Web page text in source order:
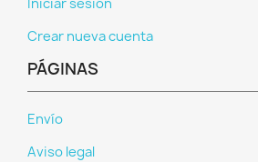
Iniciar sesión
Crear nueva cuenta
PÁGINAS
Envío
Aviso legal